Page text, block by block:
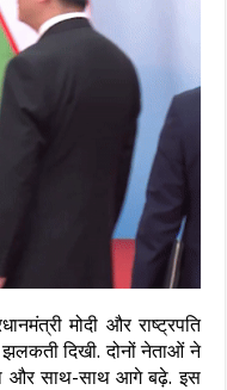
मोदी और राष्ट्रपति
झलकती दिखी. दोनों नेताओं ने
और साथ-साथ आगे बढ़े. इस